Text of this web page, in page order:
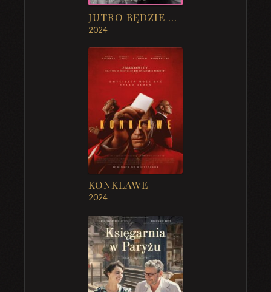
JUTRO BĘDZIE NASZE
2024
KONKLAWE
2024